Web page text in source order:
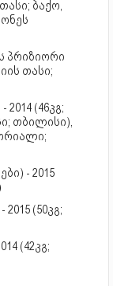
ბაქო,
პრიზიორი
თასი;
(46კგ;
თბილისი),
- 2015
(50კგ;
(42კგ;